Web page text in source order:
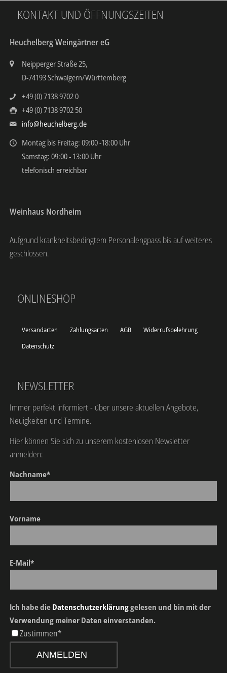
KONTAKT UND ÖFFNUNGSZEITEN
Heuchelberg Weingärtner eG
Neipperger Straße 25,
D-74193 Schwaigern/Württemberg
+49 (0) 7138 9702 0
+49 (0) 7138 9702 50
info@heuchelberg.de
Montag bis Freitag: 09:00 -18:00 Uhr
Samstag: 09:00 - 13:00 Uhr
telefonisch erreichbar
Weinhaus Nordheim
Aufgrund krankheitsbedingtem Personalengpass bis auf weiteres
geschlossen.
ONLINESHOP
Versandarten Zahlungsarten AGB
Widerrufsbelehrung
Datenschutz
NEWSLETTER
Immer perfekt informiert - über unsere aktuellen Angebote,
Neuigkeiten und Termine.
Hier können Sie sich zu unserem kostenlosen Newsletter
anmelden:
Nachname*
Vorname
E-Mail*
Ich habe die Datenschutzerklärunggelesen und bin mit der
Verwendung meiner Daten einverstanden.
Zustimmen*
ANMELDEN